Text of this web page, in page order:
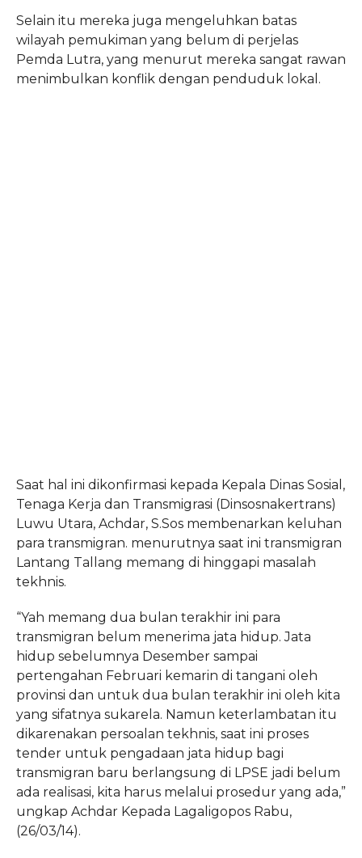
Selain itu mereka juga mengeluhkan batas
wilayah pemukiman yang belum di perjelas
Pemda Lutra, yang menurut mereka sangat rawan
menimbulkan konflik dengan penduduk lokal.
Saat hal ini dikonfirmasi kepada Kepala Dinas Sosial,
Tenaga Kerja dan Transmigrasi (Dinsosnakertrans)
Luwu Utara, Achdar, S.Sos membenarkan keluhan
para transmigran. menurutnya saat ini transmigran
Lantang Tallang memang di hinggapi masalah
tekhnis.
“Yah memang dua bulan terakhir ini para
transmigran belum menerima jata hidup. Jata
hidup sebelumnya Desember sampai
pertengahan Februari kemarin di tangani oleh
provinsi dan untuk dua bulan terakhir ini oleh kita
yang sifatnya sukarela. Namun keterlambatan itu
dikarenakan persoalan tekhnis, saat ini proses
tender untuk pengadaan jata hidup bagi
transmigran baru berlangsung di LPSE jadi belum
ada realisasi, kita harus melalui prosedur yang ada,”
ungkap Achdar Kepada Lagaligopos Rabu,
(26/03/14).